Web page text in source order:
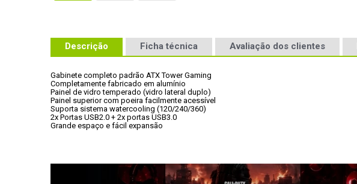
Descrição Ficha técnica Avaliação dos clientes
Gabinete completo padrão ATX Tower Gaming
Completamente fabricado em alumínio
Painel de vidro temperado (vidro lateral duplo)
Painel superior com poeira facilmente acessível
Suporta sistema watercooling (120/240/360)
2x Portas USB2.0 + 2x portas USB3.0
Grande espaço e fácil expansão